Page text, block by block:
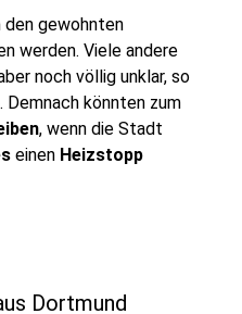
den gewohnten
werden. Viele andere
noch völlig unklar, so
könnten zum
, wenn die Stadt
einen Heizstopp
Dortmund